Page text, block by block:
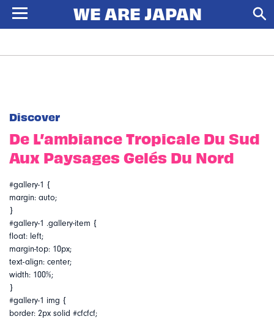
Discover
De L’ambiance Tropicale Du Sud
Aux Paysages Gelés Du Nord
#gallery-1 {
margin: auto;
}
#gallery-1 .gallery-item {
float: left;
margin-top: 10px;
text-align: center;
width: 100%;
}
#gallery-1 img {
border: 2px solid #cfcfcf;